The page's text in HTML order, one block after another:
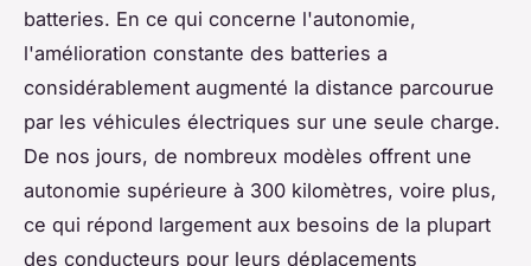
batteries. En ce qui concerne l'autonomie,
l'amélioration constante des batteries a
considérablement augmenté la distance parcourue
par les véhicules électriques sur une seule charge.
De nos jours, de nombreux modèles offrent une
autonomie supérieure à 300 kilomètres, voire plus,
ce qui répond largement aux besoins de la plupart
des conducteurs pour leurs déplacements